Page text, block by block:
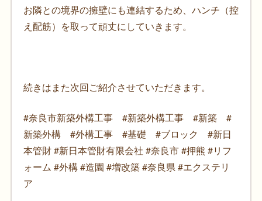
お隣との境界の擁壁にも連結するため、ハンチ（控
え配筋）を取って頑丈にしていきます。
続きはまた次回ご紹介させていただきます。
#奈良市新築外構工事 #新築外構工事 #新築 #
新築外構 #外構工事 #基礎 #ブロック #新日
本管財 #新日本管財有限会社 #奈良市 #押熊 #リフ
ォーム #外構 #造園 #増改築 #奈良県 #エクステリ
ア